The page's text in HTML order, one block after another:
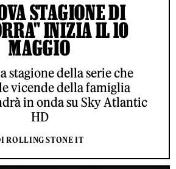
STAGIONE DI
INIZIA IL 10
MAGGIO
stagione della serie che
vicende della famiglia
in onda su Sky Atlantic
HD
ROLLING STONE IT